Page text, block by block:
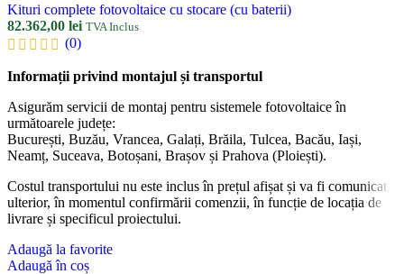
Kituri complete fotovoltaice cu stocare (cu baterii)
82.362,00 lei TVA Inclus
(0)
Informații privind montajul și transportul
Asigurăm servicii de montaj pentru sistemele fotovoltaice în
următoarele județe:
București, Buzău, Vrancea, Galați, Brăila, Tulcea, Bacău, Iași,
Neamț, Suceava, Botoșani, Brașov și Prahova (Ploiești).
Costul transportului nu este inclus în prețul afișat și va fi comunicat
ulterior, în momentul confirmării comenzii, în funcție de locația de
livrare și specificul proiectului.
Adaugă la favorite
Adaugă în coș